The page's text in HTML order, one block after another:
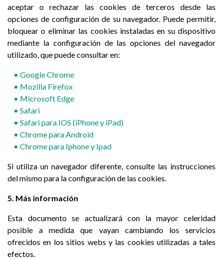
aceptar o rechazar las cookies de terceros desde las
opciones de configuración de su navegador. Puede permitir,
bloquear o eliminar las cookies instaladas en su dispositivo
mediante la configuración de las opciones del navegador
utilizado, que puede consultar en:
• Google Chrome
• Mozilla Firefox
• Microsoft Edge
• Safari
• Safari para IOS (iPhone y iPad)
• Chrome para Android
• Chrome para Iphone y Ipad
Si utiliza un navegador diferente, consulte las instrucciones
del mismo para la configuración de las cookies.
5. Más información
Esta documento se actualizará con la mayor celeridad
posible a medida que vayan cambiando los servicios
ofrecidos en los sitios webs y las cookies utilizadas a tales
efectos.